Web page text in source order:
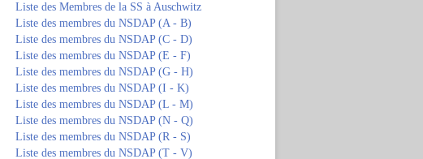
Liste des Membres de la SS à Auschwitz
Liste des membres du NSDAP (A - B)
Liste des membres du NSDAP (C - D)
Liste des membres du NSDAP (E - F)
Liste des membres du NSDAP (G - H)
Liste des membres du NSDAP (I - K)
Liste des membres du NSDAP (L - M)
Liste des membres du NSDAP (N - Q)
Liste des membres du NSDAP (R - S)
Liste des membres du NSDAP (T - V)